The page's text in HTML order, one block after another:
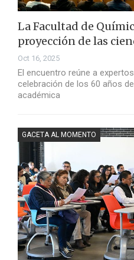
La Facultad de
proyección de las
Oct 16, 2025
El encuentro reúne a
celebración de los 60 años
académica
GACETA AL MOMENTO